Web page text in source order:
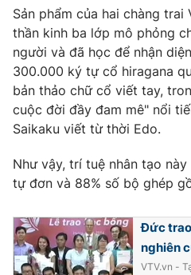
Giải sao mai
Làm đẹp
Chất lượng cuộc sống
Tuyển sinh
Học trực tuyến
Công nghệ
Hitech Công nghệ tương lai
Sản phẩm
Thị trường
Tư vấn
Giao lưu trực tuyến
Lịch phát sóng
Chuyên mục khác
Emagazine
Photo
Sản phẩm của hai chàng
thần kinh ba lớp mô phỏng
người và đã học để nhận
300.000 ký tự cổ hiragana
bản thảo chữ cổ viết tay,
cuộc đời đầy đam mê" nổi
Saikaku viết từ thời Edo.
Như vậy, trí tuệ nhân tạo
tự đơn và 88% số bộ ghép
Đức
nghiên
VTV.vn -